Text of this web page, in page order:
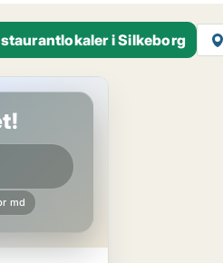
i Silkeborg
md